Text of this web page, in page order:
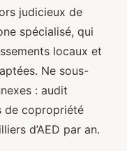
judicieux de
spécialisé, qui
locaux et
Ne sous-
: audit
de copropriété
d’AED par an.